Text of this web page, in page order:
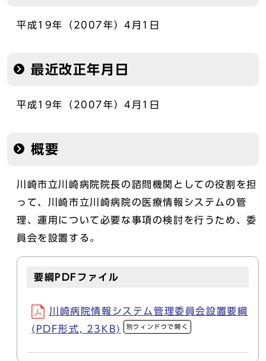
平成19年（2007年）4月1日
最近改正年月日
平成19年（2007年）4月1日
概要
川崎市立川崎病院院長の諮問機関としての役割を担
って、川崎市立川崎病院の医療情報システムの管
理、運用について必要な事項の検討を行うため、委
員会を設置する。
要綱PDFファイル
川崎病院情報システム管理委員会設置要綱
(PDF形式, 23KB)
別ウィンドウで開く